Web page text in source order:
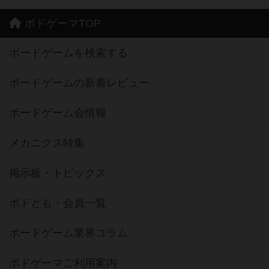
ボドゲーマTOP
ボードゲームを検索する
ボードゲームの新着レビュー
ボードゲーム会情報
メカニクス特集
掲示板・トピックス
ボドとも・会員一覧
ボードゲーム業界コラム
ボドゲーマご利用案内